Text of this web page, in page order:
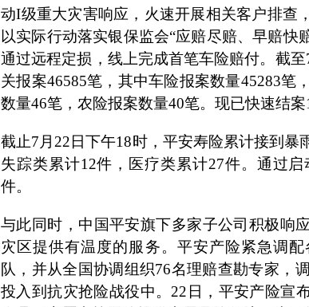
动I级重大灾害响应，火速开展相关客户排查
以实际行动落实银保监会“应赔尽赔、早赔快
通过远程定损，线上完成首笔车险赔付。截至
关报案46585笔，其中车险报案数量45283笔
数量46笔，农险报案数量40笔。现已快速结案
截止7 月 22 日下午18 时，平安寿险累计接到暴
失踪类累计12件，医疗类累计27件。通过启
件。
与此同时，中国平安旗下多家子公司积极响
灾区提供有温度的服务。平安产险紧急调
队，并从全国协调组织76名理赔查勘专家，
投入到抗灾抢险战役中。 22 日，平安产险宣